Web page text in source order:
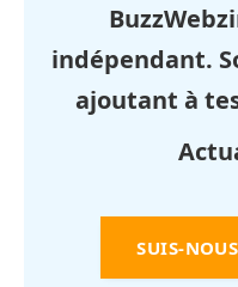
indépendant.
ajoutant à
SUIS-